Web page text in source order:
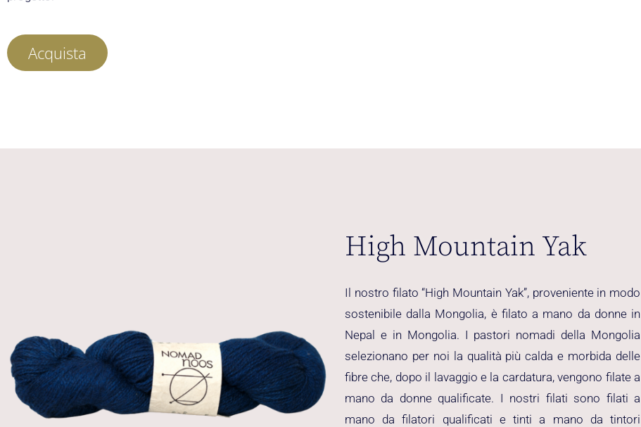
Acquista
High Mountain Yak
Il nostro filato “High Mountain Yak”, proveniente in modo
sostenibile dalla Mongolia, è filato a mano da donne in
Nepal e in Mongolia. I pastori nomadi della Mongolia
selezionano per noi la qualità più calda e morbida delle
fibre che, dopo il lavaggio e la cardatura, vengono filate a
mano da donne qualificate. I nostri filati sono filati a
mano da filatori qualificati e tinti a mano da tintori